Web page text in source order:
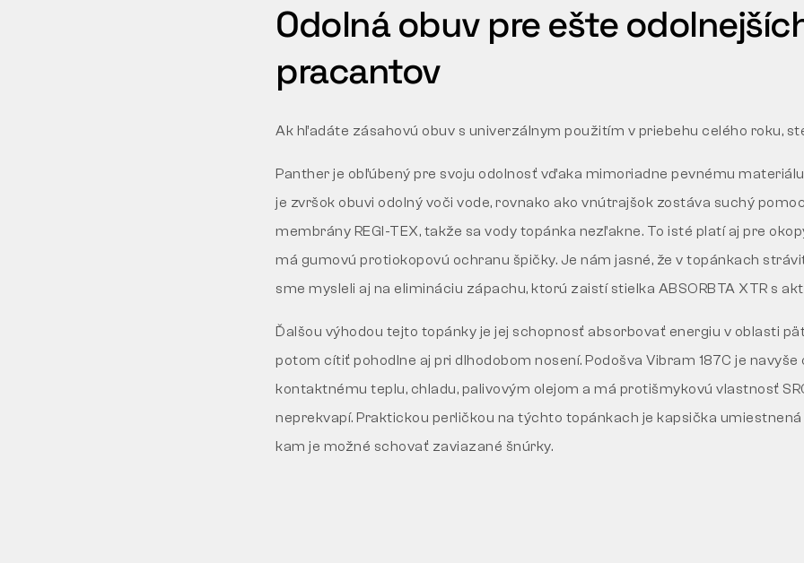
Odolná obuv pre ešte
pracantov
Ak hľadáte zásahovú obuv s univerzálnym použitím v priebehu celého roku,
Panther je obľúbený pre svoju odolnosť vďaka mimoriadne pevnému
je zvršok obuvi odolný voči vode, rovnako ako vnútrajšok zostáva suchý
membrány REGI-TEX, takže sa vody topánka nezľakne. To isté platí aj pre
má gumovú protiokopovú ochranu špičky. Je nám jasné, že v topánkach
sme mysleli aj na elimináciu zápachu, ktorú zaistí stielka ABSORBTA XTR s
Ďalšou výhodou tejto topánky je jej schopnosť absorbovať energiu v oblasti
potom cítiť pohodlne aj pri dlhodobom nosení. Podošva Vibram 187C je navyše
kontaktnému teplu, chladu, palivovým olejom a má protišmykovú vlastnosť
neprekvapí. Praktickou perličkou na týchto topánkach je kapsička umiestnená
kam je možné schovať zaviazané šnúrky.